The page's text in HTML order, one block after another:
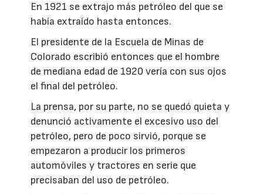
En 1921 se extrajo más petróleo del que se
había extraído hasta entonces.
El presidente de la Escuela de Minas de
Colorado escribió entonces que el hombre
de mediana edad de 1920 vería con sus ojos
el final del petróleo.
La prensa, por su parte, no se quedó quieta y
denunció activamente el excesivo uso del
petróleo, pero de poco sirvió, porque se
empezaron a producir los primeros
automóviles y tractores en serie que
precisaban del uso de petróleo.